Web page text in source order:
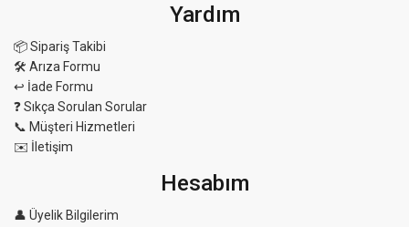
Yardım
📦 Sipariş Takibi
🛠 Arıza Formu
↩️ İade Formu
❓ Sıkça Sorulan Sorular
📞 Müşteri Hizmetleri
✉️ İletişim
Hesabım
👤 Üyelik Bilgilerim